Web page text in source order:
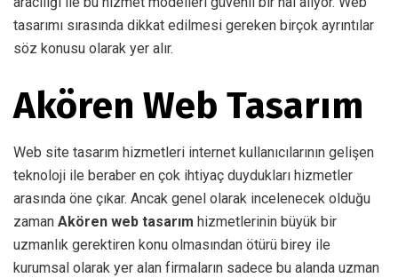
tasarımı sırasında dikkat edilmesi gereken birçok ayrıntılar
söz konusu olarak yer alır.
Akören Web Tasarım
Web site tasarım hizmetleri internet kullanıcılarının gelişen
teknoloji ile beraber en çok ihtiyaç duydukları hizmetler
arasında öne çıkar. Ancak genel olarak incelenecek olduğu
zaman Akören web tasarım hizmetlerinin büyük bir
uzmanlık gerektiren konu olmasından ötürü birey ile
kurumsal olarak yer alan firmaların sadece bu alanda uzman